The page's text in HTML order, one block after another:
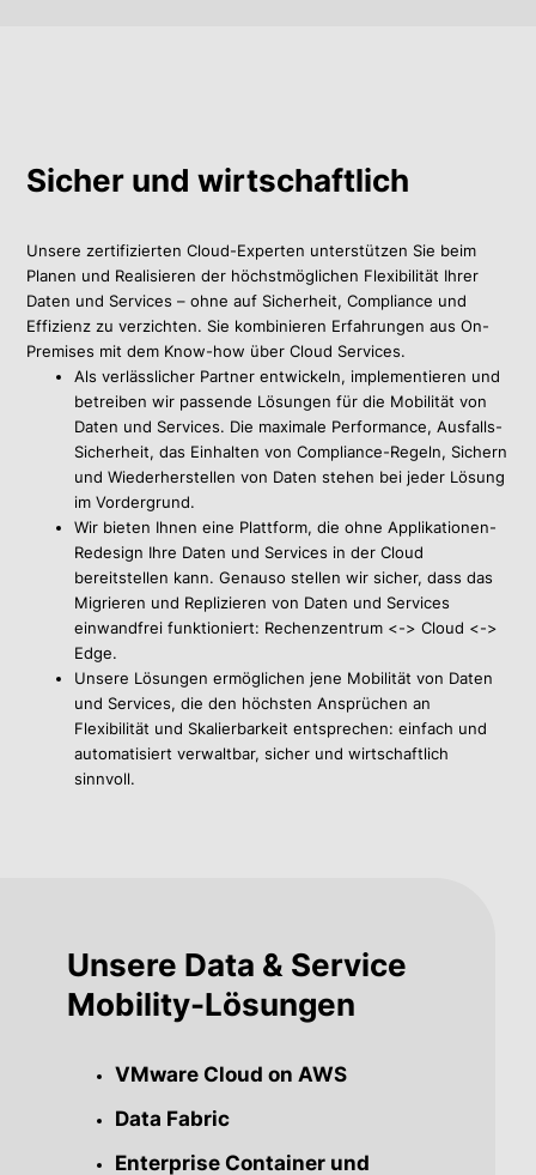
Sicher und wirtschaftlich
Unsere zertifizierten Cloud-Experten unterstützen Sie beim
Planen und Realisieren der höchstmöglichen Flexibilität Ihrer
Daten und Services – ohne auf Sicherheit, Compliance und
Effizienz zu verzichten. Sie kombinieren Erfahrungen aus On-
Premises mit dem Know-how über Cloud Services.
Als verlässlicher Partner entwickeln, implementieren und
betreiben wir passende Lösungen für die Mobilität von
Daten und Services. Die maximale Performance, Ausfalls-
Sicherheit, das Einhalten von Compliance-Regeln, Sichern
und Wiederherstellen von Daten stehen bei jeder Lösung
im Vordergrund.
Wir bieten Ihnen eine Plattform, die ohne Applikationen-
Redesign Ihre Daten und Services in der Cloud
bereitstellen kann. Genauso stellen wir sicher, dass das
Migrieren und Replizieren von Daten und Services
einwandfrei funktioniert: Rechenzentrum <-> Cloud <->
Edge.
Unsere Lösungen ermöglichen jene Mobilität von Daten
und Services, die den höchsten Ansprüchen an
Flexibilität und Skalierbarkeit entsprechen: einfach und
automatisiert verwaltbar, sicher und wirtschaftlich
sinnvoll.
Unsere Data & Service
Mobility-Lösungen
VMware Cloud on AWS
Data Fabric
Enterprise Container und